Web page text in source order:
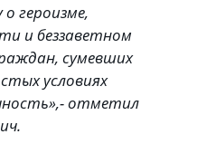
героизме,
и беззаветном
сумевших
условиях
отметил